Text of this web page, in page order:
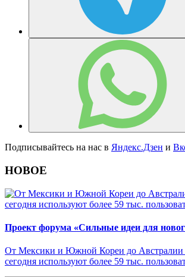
Подписывайтесь на нас в Яндекс.Дзен и
НОВОЕ
Проект форума «Сильные идеи для
От Мексики и Южной Кореи до Австралии
сегодня используют более 59 тыс.